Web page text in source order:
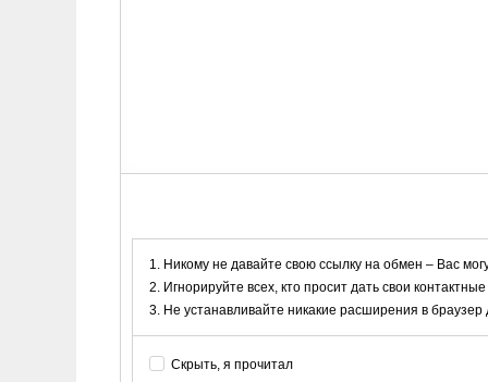
Никому не давайте свою ссылку на обмен – Вас
Игнорируйте всех, кто просит дать свои
Не устанавливайте никакие расширения в
Скрыть, я прочитал